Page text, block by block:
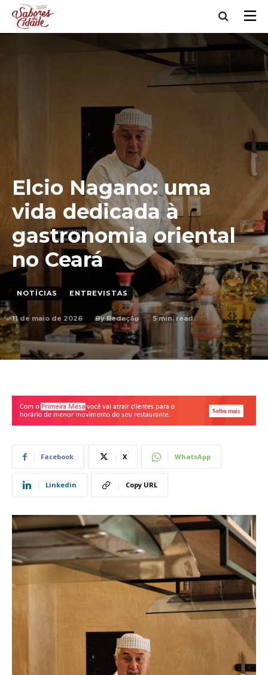
Elcio Nagano: uma
vida dedicada à
gastronomia oriental
no Ceará
NOTÍCIAS ENTREVISTAS
11 de maio de 2026 By Redação 5 min. read
Facebook X WhatsApp
Linkedin Copy URL